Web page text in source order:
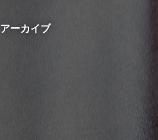
アーカイブ